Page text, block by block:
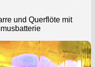
und Querflöte mit